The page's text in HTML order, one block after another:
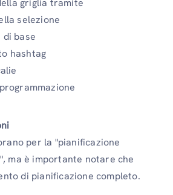
griglia tramite
selezione
base
hashtag
per la "pianificazione
ma è importante notare che
di pianificazione completo.